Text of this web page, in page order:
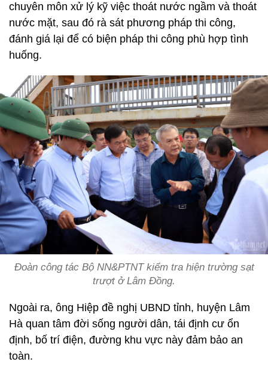
chuyên môn xử lý kỹ việc thoát nước ngầm và thoát
nước mặt, sau đó rà sát phương pháp thi công,
đánh giá lại để có biện pháp thi công phù hợp tình
huống.
Đoàn công tác Bộ NN&PTNT kiểm tra hiện trường sạt
trượt ở Lâm Đồng.
Ngoài ra, ông Hiệp đề nghị UBND tỉnh, huyện Lâm
Hà quan tâm đời sống người dân, tái định cư ổn
định, bố trí điện, đường khu vực này đảm bảo an
toàn.